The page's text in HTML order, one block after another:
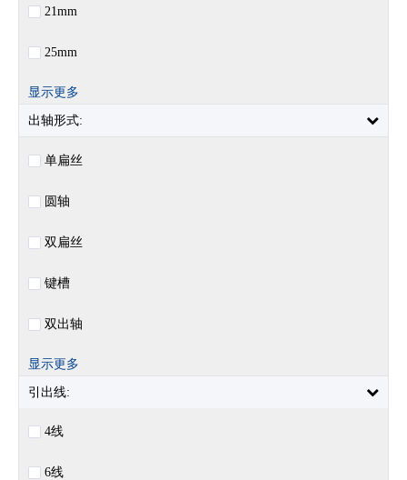
21mm
25mm
显示更多
出轴形式:
单扁丝
圆轴
双扁丝
键槽
双出轴
显示更多
引出线:
4线
6线